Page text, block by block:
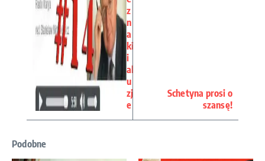
z
n
a
ki
i
al
u
zj
e
Schetyna prosi o
szansę!
Podobne